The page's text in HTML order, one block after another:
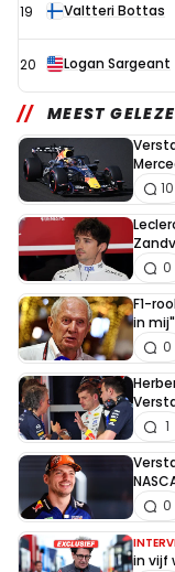
19 Valtteri Bottas
20 Logan Sargeant
MEEST
10
0
F1-
in mij"
0
1
0
in vijf